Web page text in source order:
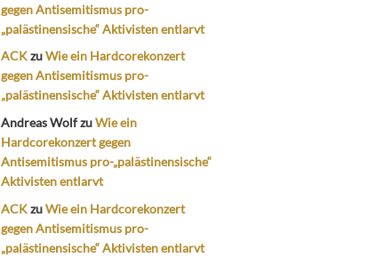
gegen Antisemitismus pro-
„palästinensische“ Aktivisten entlarvt
ACKzuWie ein Hardcorekonzert
gegen Antisemitismus pro-
„palästinensische“ Aktivisten entlarvt
Andreas WolfzuWie ein
Hardcorekonzert gegen
Antisemitismus pro-„palästinensische“
Aktivisten entlarvt
ACKzuWie ein Hardcorekonzert
gegen Antisemitismus pro-
„palästinensische“ Aktivisten entlarvt